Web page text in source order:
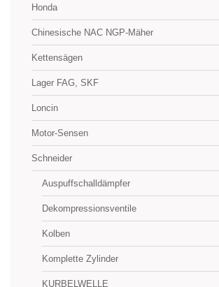
Honda
Chinesische NAC NGP-Mäher
Kettensägen
Lager FAG, SKF
Loncin
Motor-Sensen
Schneider
Auspuffschalldämpfer
Dekompressionsventile
Kolben
Komplette Zylinder
KURBELWELLE